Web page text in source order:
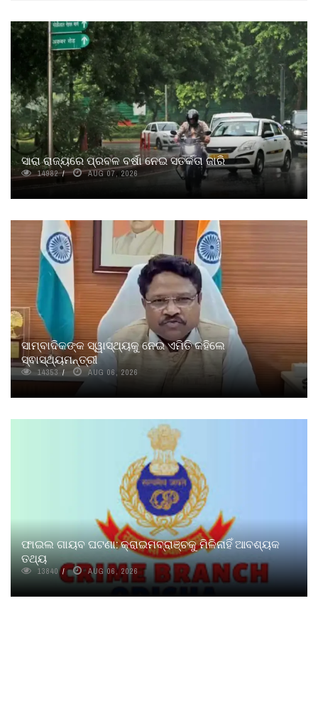
ସାରା ରାଜ୍ୟରେ ପ୍ରବଳ ବର୍ଷା ନେଇ ସତର୍କତା ଜାରି
14982 AUG 07, 2026
ସାମ୍ବାଦିକଙ୍କ ସ୍ୱାସ୍ଥ୍ୟକୁ ନେଇ ଏମିତି କହିଲେ
ସ୍ଵାସ୍ଥ୍ୟମନ୍ତ୍ରୀ
14353 AUG 06, 2026
ଫାଇଲ ଗାୟବ ଘଟଣା: କ୍ରାଇମବ୍ରାଞ୍ଚକୁ ମିଳିନାହିଁ ଆବଶ୍ୟକ
ତଥ୍ୟ
13840 AUG 06, 2026